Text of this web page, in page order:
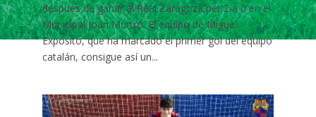
después de ganar al Real Zaragoza per 2 a 0 en el
Municipal Joan Murtró. El equipo de Miguel
Expósito, que ha marcado el primer gol del equipo
catalán, consigue así un...